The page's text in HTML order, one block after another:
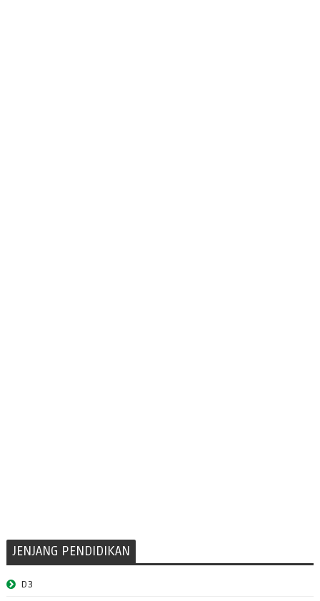
JENJANG PENDIDIKAN
D3